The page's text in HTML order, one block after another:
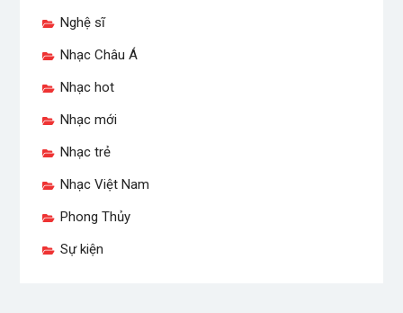
Nghệ sĩ
Nhạc Châu Á
Nhạc hot
Nhạc mới
Nhạc trẻ
Nhạc Việt Nam
Phong Thủy
Sự kiện